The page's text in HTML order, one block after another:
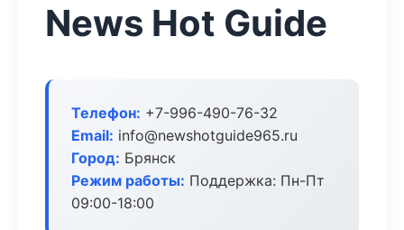
News Hot Guide
Телефон: +7-996-490-76-32
Email: info@newshotguide965.ru
Город: Брянск
Режим работы: Поддержка: Пн-Пт
09:00-18:00